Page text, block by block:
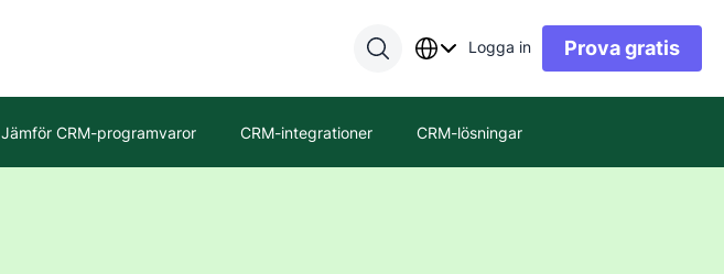
Logga in Prova gratis
Jämför CRM-programvaror CRM-integrationer CRM-lösningar